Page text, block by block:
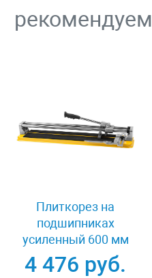
рекомендуем
Плиткорез на
подшипниках
усиленный 600 мм
Stayer PROFI 3318-60
4 476 руб.